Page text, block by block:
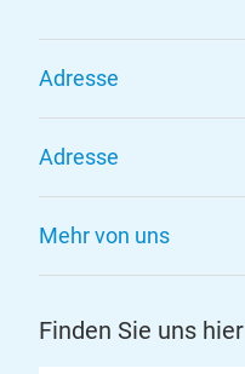
Adresse
Adresse
Mehr von uns
Finden Sie uns hier